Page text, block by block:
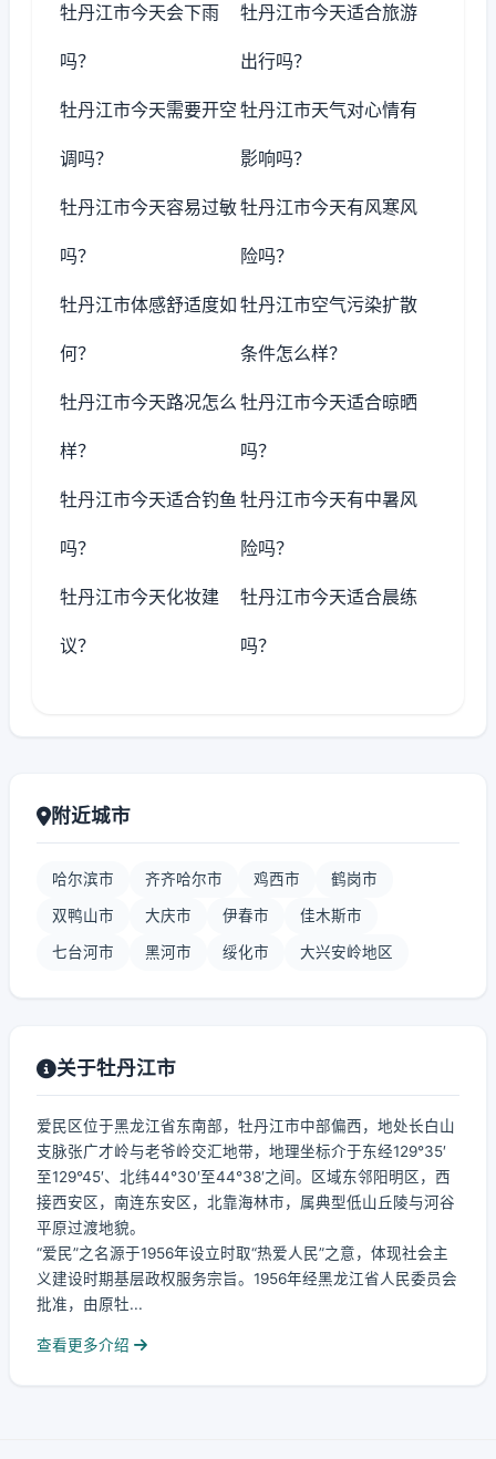
牡丹江市今天会下雨
吗？
牡丹江市今天适合旅游
出行吗？
牡丹江市今天需要开空
调吗？
牡丹江市天气对心情有
影响吗？
牡丹江市今天容易过敏
吗？
牡丹江市今天有风寒风
险吗？
牡丹江市体感舒适度如
何？
牡丹江市空气污染扩散
条件怎么样？
牡丹江市今天路况怎么
样？
牡丹江市今天适合晾晒
吗？
牡丹江市今天适合钓鱼
吗？
牡丹江市今天有中暑风
险吗？
牡丹江市今天化妆建
议？
牡丹江市今天适合晨练
吗？
附近城市
哈尔滨市 齐齐哈尔市 鸡西市 鹤岗市
双鸭山市 大庆市 伊春市 佳木斯市
七台河市 黑河市 绥化市 大兴安岭地区
关于牡丹江市
爱民区位于黑龙江省东南部，牡丹江市中部偏西，地处长白山
支脉张广才岭与老爷岭交汇地带，地理坐标介于东经129°35′
至129°45′、北纬44°30′至44°38′之间。区域东邻阳明区，西
接西安区，南连东安区，北靠海林市，属典型低山丘陵与河谷
平原过渡地貌。
“爱民”之名源于1956年设立时取“热爱人民”之意，体现社会主
义建设时期基层政权服务宗旨。1956年经黑龙江省人民委员会
批准，由原牡...
查看更多介绍